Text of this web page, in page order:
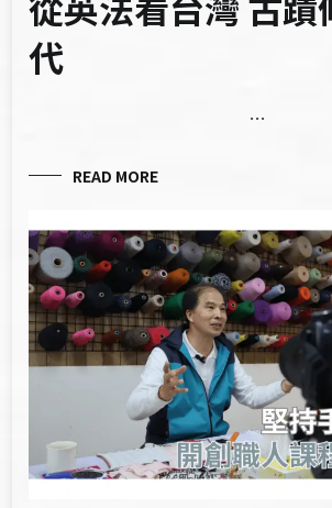
代
…
READ MORE